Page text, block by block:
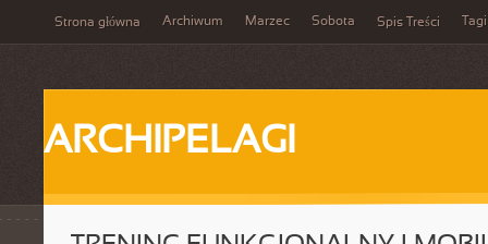
Strona główna Archiwum Marzec Sobota Spis Treści Tagi
ARCHIPELAGI